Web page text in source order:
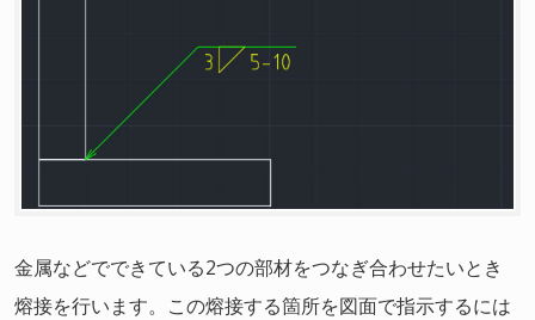
金属などでできている2つの部材をつなぎ合わせたいとき
熔接を行います。この熔接する箇所を図面で指示するには